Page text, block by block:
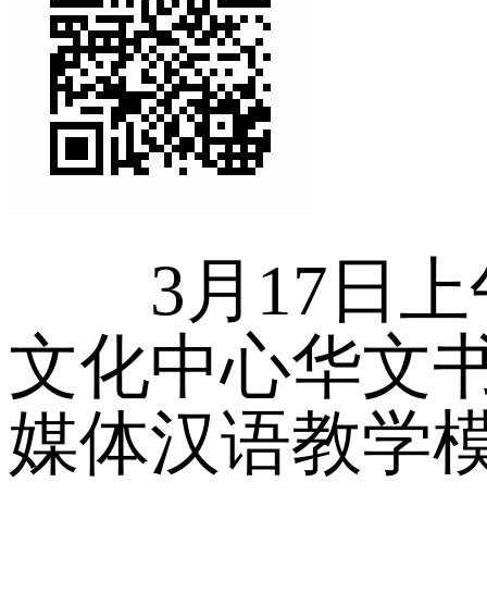
3月17日上
文化中心华文
媒体汉语教学